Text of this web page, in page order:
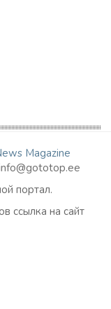
портал.
ссылка на сайт
Magazine